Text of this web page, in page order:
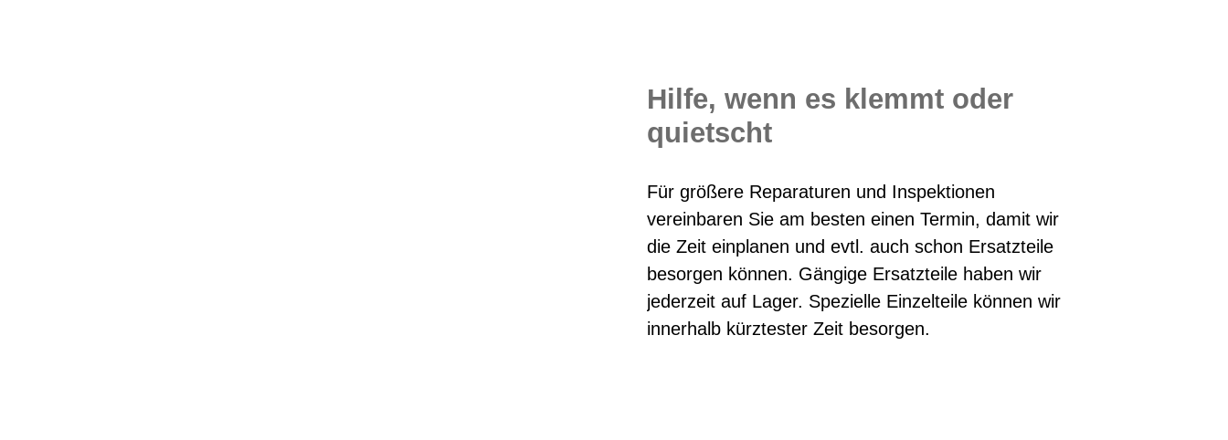
Hilfe, wenn es klemmt oder
quietscht
Für größere Reparaturen und Inspektionen
vereinbaren Sie am besten einen Termin, damit wir
die Zeit einplanen und evtl. auch schon Ersatzteile
besorgen können. Gängige Ersatzteile haben wir
jederzeit auf Lager. Spezielle Einzelteile können wir
innerhalb kürztester Zeit besorgen.